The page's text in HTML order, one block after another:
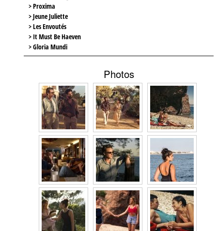
> Proxima
> Jeune Juliette
> Les Envoutés
> It Must Be Haeven
> Gloria Mundi
Photos